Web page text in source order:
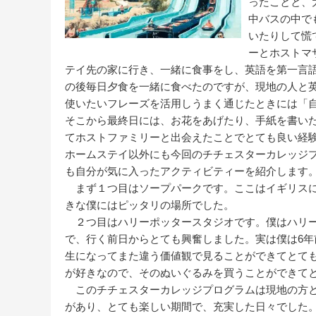
中バスの中で
いたりして慌
ーとホストマ
テイ先の家に行き、一緒に食事をし、英語を第一
の後毎日夕食を一緒に食べたのですが、現地の人
使いたいフレーズを活用しうまく通じたときには
そこから最終日には、お花をあげたり、手紙を書
てホストファミリーと出会えたことでとても良い
ホームステイ以外にも今回のチチェスターカレッ
も自分が気に入ったアクティビティーを紹介します
まず１つ目はソープパークです。ここはイギリス
きな僕にはピッタリの場所でした。
２つ目はハリーポッタースタジオです。僕はハリ
で、行く前日からとても興奮しました。実は僕は6
生になってまた違う価値観で見ることができてと
が好きなので、そのぬいぐるみを買うことができて
このチチェスターカレッジプログラムは現地の方
があり、とても楽しい期間で、充実した日々でした